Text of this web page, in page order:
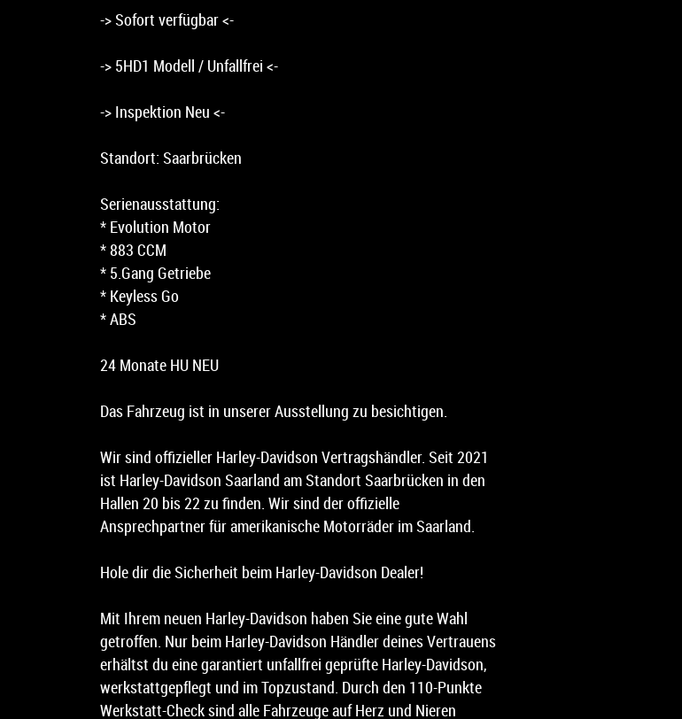
-> Sofort verfügbar <-
-> 5HD1 Modell / Unfallfrei <-
-> Inspektion Neu <-
Standort: Saarbrücken
Serienausstattung:
* Evolution Motor
* 883 CCM
* 5.Gang Getriebe
* Keyless Go
* ABS
24 Monate HU NEU
Das Fahrzeug ist in unserer Ausstellung zu besichtigen.
Wir sind offizieller Harley-Davidson Vertragshändler. Seit 2021
ist Harley-Davidson Saarland am Standort Saarbrücken in den
Hallen 20 bis 22 zu finden. Wir sind der offizielle
Ansprechpartner für amerikanische Motorräder im Saarland.
Hole dir die Sicherheit beim Harley-Davidson Dealer!
Mit Ihrem neuen Harley-Davidson haben Sie eine gute Wahl
getroffen. Nur beim Harley-Davidson Händler deines Vertrauens
erhältst du eine garantiert unfallfrei geprüfte Harley-Davidson,
werkstattgepflegt und im Topzustand. Durch den 110-Punkte
Werkstatt-Check sind alle Fahrzeuge auf Herz und Nieren